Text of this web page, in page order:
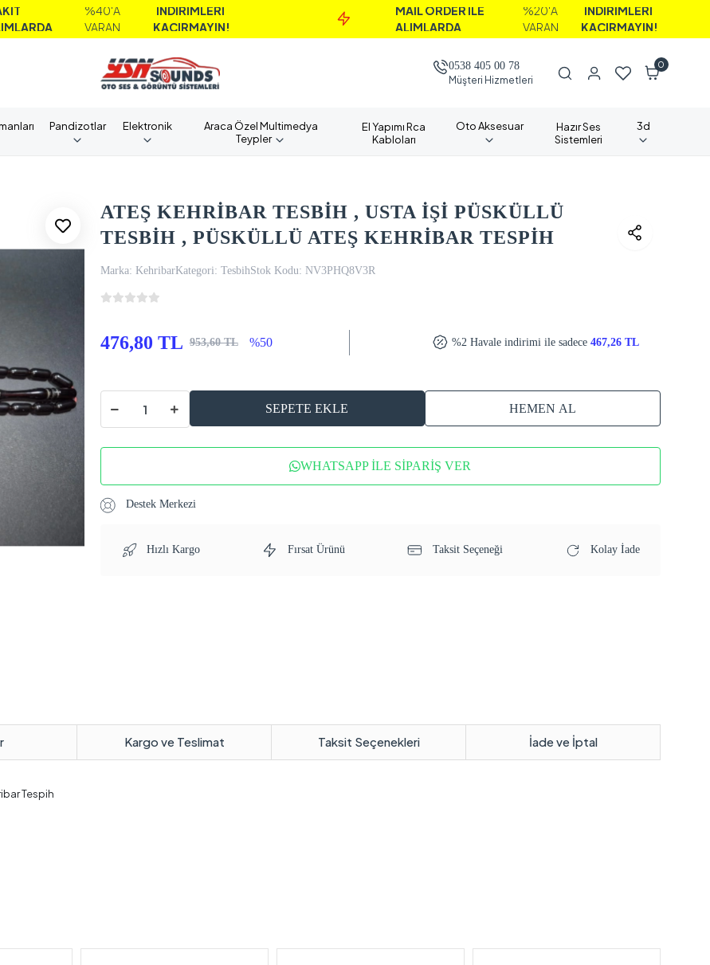
VARAN
İNDİRİMLERİ
KAÇIRMAYIN!
MAİL ORDER İLE
ALIMLARDA
%20'A
İNDİRİMLERİ
KAÇIRMAYIN!
0538 405 00 78
Müşteri Hizmetleri
0
Pandizotlar Elektronik
Araca Özel Multimedya
Teypler
El Yapımı Rca
Kabloları
Oto Aksesuar
Hazır Ses
Sistemleri
3d
ATEŞ KEHRİBAR TESBİH , USTA İŞİ PÜSKÜLLÜ
TESBİH , PÜSKÜLLÜ ATEŞ KEHRİBAR TESPİH
Marka: KehribarKategori: TesbihStok Kodu: NV3PHQ8V3R
476,80 TL 953,60 TL %50 %2 Havale indirimi ile sadece467,26 TL
SEPETE EKLE HEMEN AL
WHATSAPP İLE SİPARİŞ VER
Destek Merkezi
Hızlı Kargo Fırsat Ürünü Taksit Seçeneği Kolay İade
Kargo ve Teslimat Taksit Seçenekleri İade ve İptal
Tespih